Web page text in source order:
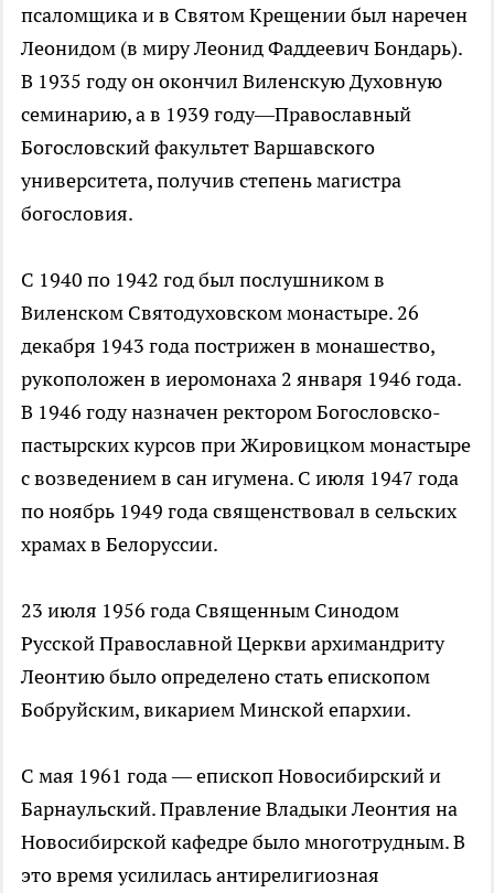
псаломщика и в Святом Крещении был наречен
Леонидом (в миру Леонид Фаддеевич Бондарь).
В 1935 году он окончил Виленскую Духовную
семинарию, а в 1939 году—Православный
Богословский факультет Варшавского
университета, получив степень магистра
богословия.
С 1940 по 1942 год был послушником в
Виленском Святодуховском монастыре. 26
декабря 1943 года пострижен в монашество,
рукоположен в иеромонаха 2 января 1946 года.
В 1946 году назначен ректором Богословско-
пастырских курсов при Жировицком монастыре
с возведением в сан игумена. С июля 1947 года
по ноябрь 1949 года священствовал в сельских
храмах в Белоруссии.
23 июля 1956 года Священным Синодом
Русской Православной Церкви архимандриту
Леонтию было определено стать епископом
Бобруйским, викарием Минской епархии.
С мая 1961 года — епископ Новосибирский и
Барнаульский. Правление Владыки Леонтия на
Новосибирской кафедре было многотрудным. В
это время усилилась антирелигиозная